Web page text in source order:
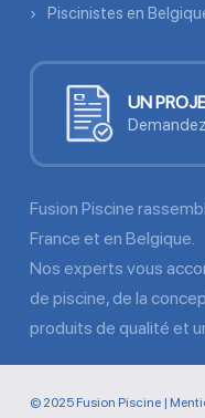
Piscinistes en
UN
Fusion Piscine
France et en Belgique.
Nos experts vous
de piscine, de la
produits de qualité et
© 2025 Fusion Piscine |